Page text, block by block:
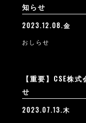
知らせ
2023.12.08.金
おしらせ
【重要】CSE株
せ
2023.07.13.木